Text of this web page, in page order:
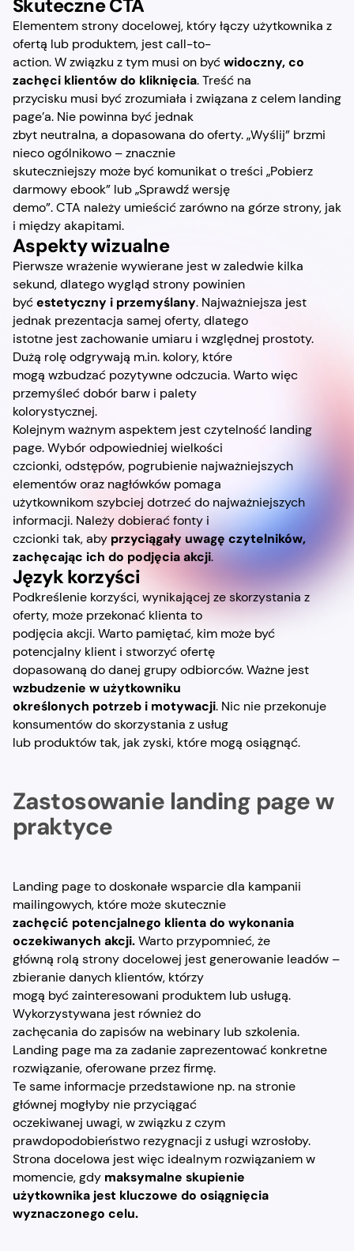
Skuteczne CTA
Elementem strony docelowej, który łączy użytkownika z
ofertą lub produktem, jest call-to-
action. W związku z tym musi on byćwidoczny, co
zachęci klientów do kliknięcia. Treść na
przycisku musi być zrozumiała i związana z celem landing
page’a. Nie powinna być jednak
zbyt neutralna, a dopasowana do oferty. „Wyślij” brzmi
nieco ogólnikowo – znacznie
skuteczniejszy może być komunikat o treści „Pobierz
darmowy ebook” lub „Sprawdź wersję
demo”. CTA należy umieścić zarówno na górze strony, jak
i między akapitami.
Aspekty wizualne
Pierwsze wrażenie wywierane jest w zaledwie kilka
sekund, dlatego wygląd strony powinien
byćestetyczny i przemyślany. Najważniejsza jest
jednak prezentacja samej oferty, dlatego
istotne jest zachowanie umiaru i względnej prostoty.
Dużą rolę odgrywają m.in. kolory, które
mogą wzbudzać pozytywne odczucia. Warto więc
przemyśleć dobór barw i palety
kolorystycznej.
Kolejnym ważnym aspektem jest czytelność landing
page. Wybór odpowiedniej wielkości
czcionki, odstępów, pogrubienie najważniejszych
elementów oraz nagłówków pomaga
użytkownikom szybciej dotrzeć do najważniejszych
informacji. Należy dobierać fonty i
czcionki tak, aby przyciągały uwagę czytelników,
zachęcając ich do podjęcia akcji.
Język korzyści
Podkreślenie korzyści, wynikającej ze skorzystania z
oferty, może przekonać klienta to
podjęcia akcji. Warto pamiętać, kim może być
potencjalny klient i stworzyć ofertę
dopasowaną do danej grupy odbiorców. Ważne jest
wzbudzenie w użytkowniku
określonych potrzeb i motywacji. Nic nie przekonuje
konsumentów do skorzystania z usług
lub produktów tak, jak zyski, które mogą osiągnąć.
Zastosowanie landing page w
praktyce
Landing page to doskonałe wsparcie dla kampanii
mailingowych, które może skutecznie
zachęcić potencjalnego klienta do wykonania
oczekiwanych akcji.Warto przypomnieć, że
główną rolą strony docelowej jest generowanie leadów –
zbieranie danych klientów, którzy
mogą być zainteresowani produktem lub usługą.
Wykorzystywana jest również do
zachęcania do zapisów na webinary lub szkolenia.
Landing page ma za zadanie zaprezentować konkretne
rozwiązanie, oferowane przez firmę.
Te same informacje przedstawione np. na stronie
głównej mogłyby nie przyciągać
oczekiwanej uwagi, w związku z czym
prawdopodobieństwo rezygnacji z usługi wzrosłoby.
Strona docelowa jest więc idealnym rozwiązaniem w
momencie, gdy maksymalne skupienie
użytkownika jest kluczowe do osiągnięcia
wyznaczonego celu.